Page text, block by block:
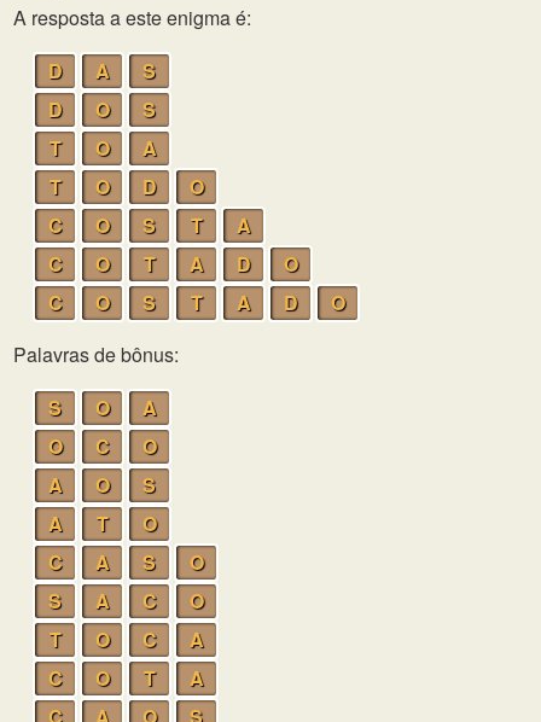
A resposta a este enigma é:
D
A
S
D
O
S
T
O
A
T
O D
O
C
O S T
A
C
O T A D
O
C
O S T A D
O
Palavras de bônus:
S
O
A
O
C
O
A
O
S
A
T
O
C
A S
O
S
A C
O
T
O C
A
C
O T
A